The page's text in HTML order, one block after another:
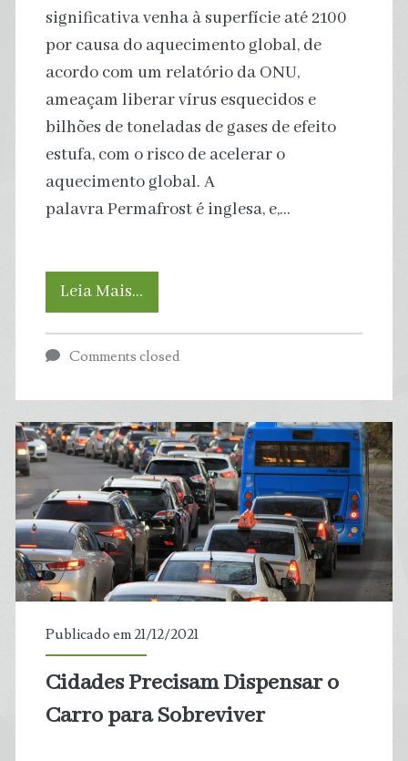
significativa venha à superfície até 2100
por causa do aquecimento global, de
acordo com um relatório da ONU,
ameaçam liberar vírus esquecidos e
bilhões de toneladas de gases de efeito
estufa, com o risco de acelerar o
aquecimento global. A
palavra Permafrost é inglesa, e,…
Leia Mais…
que
Permafrost
Comments closed
Publicado em 21/12/2021
Cidades Precisam Dispensar o
Carro para Sobreviver